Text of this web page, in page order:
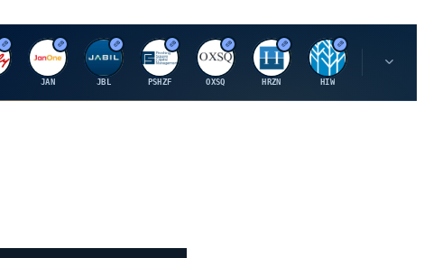
J
JAN
J
JBL
P
PSHZF
O
OXSQ
H
HRZN
H
HIW
U